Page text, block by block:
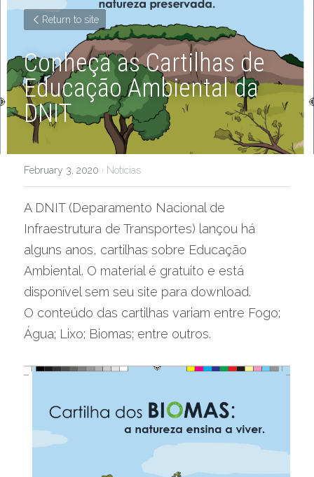
Return to site
Conheça as Cartilhas de
Educação Ambiental da
DNIT
February 3, 2020 · Notícias
A DNIT (Deparamento Nacional de
Infraestrutura de Transportes) lançou há
alguns anos, cartilhas sobre Educação
Ambiental. O material é gratuito e está
disponível sem seu site para download.
O conteúdo das cartilhas variam entre Fogo;
Água; Lixo; Biomas; entre outros.